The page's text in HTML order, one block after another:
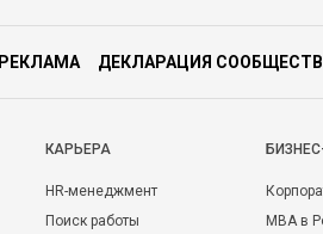
РЕКЛАМА ДЕКЛАРАЦИЯ
КАРЬЕРА
HR-менеджмент
Поиск работы
MBA в